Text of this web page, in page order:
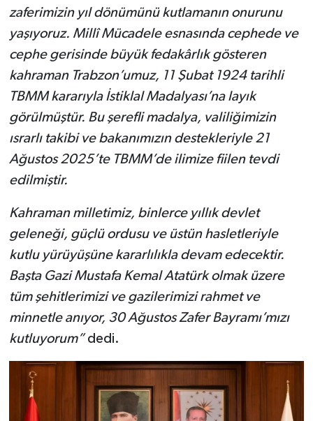
zaferimizin yıl dönümünü kutlamanın onurunu
yaşıyoruz. Millî Mücadele esnasında cephede ve
cephe gerisinde büyük fedakârlık gösteren
kahraman Trabzon’umuz, 11 Şubat 1924 tarihli
TBMM kararıyla İstiklal Madalyası’na layık
görülmüştür. Bu şerefli madalya, valiliğimizin
ısrarlı takibi ve bakanımızın destekleriyle 21
Ağustos 2025’te TBMM’de ilimize fiilen tevdi
edilmiştir.
Kahraman milletimiz, binlerce yıllık devlet
geleneği, güçlü ordusu ve üstün hasletleriyle
kutlu yürüyüşüne kararlılıkla devam edecektir.
Başta Gazi Mustafa Kemal Atatürk olmak üzere
tüm şehitlerimizi ve gazilerimizi rahmet ve
minnetle anıyor, 30 Ağustos Zafer Bayramı’mızı
kutluyorum”dedi.